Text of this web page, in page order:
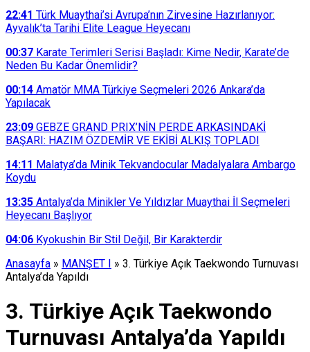
22:41 Türk Muaythai’si Avrupa’nın Zirvesine Hazırlanıyor:
Ayvalık’ta Tarihi Elite League Heyecanı
00:37 Karate Terimleri Serisi Başladı: Kime Nedir, Karate’de
Neden Bu Kadar Önemlidir?
00:14 Amatör MMA Türkiye Seçmeleri 2026 Ankara’da
Yapılacak
23:09 GEBZE GRAND PRIX’NİN PERDE ARKASINDAKİ
BAŞARI: HAZIM ÖZDEMİR VE EKİBİ ALKIŞ TOPLADI
14:11 Malatya’da Minik Tekvandocular Madalyalara Ambargo
Koydu
13:35 Antalya’da Minikler Ve Yıldızlar Muaythai İl Seçmeleri
Heyecanı Başlıyor
04:06 Kyokushin Bir Stil Değil, Bir Karakterdir
Anasayfa » MANŞET I » 3. Türkiye Açık Taekwondo Turnuvası
Antalya’da Yapıldı
3. Türkiye Açık Taekwondo
Turnuvası Antalya’da Yapıldı